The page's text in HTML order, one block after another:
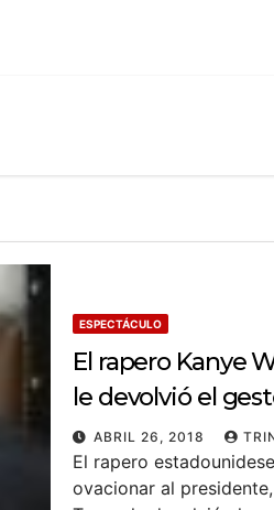
ESPECTÁCULO
El rapero Kanye
le devolvió el
ABRIL 26, 2018
El rapero
ovacionar al